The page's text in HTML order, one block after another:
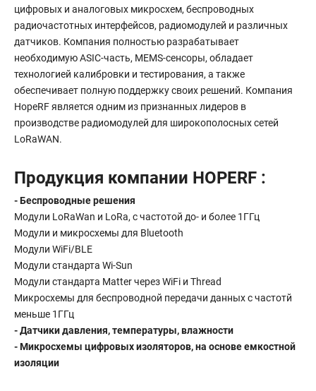
цифровых и аналоговых микросхем, беспроводных
радиочастотных интерфейсов, радиомодулей и различных
датчиков. Компания полностью разрабатывает
необходимую ASIC-часть, MEMS-сенсоры, обладает
технологией калибровки и тестирования, а также
обеспечивает полную поддержку своих решений. Компания
HopeRF является одним из признанных лидеров в
производстве радиомодулей для широкополосных сетей
LoRaWAN.
Продукция компании HOPERF :
- Беспроводные решения
Модули LoRaWan и LoRa, c частотой до- и более 1ГГц
Модули и микросхемы для Bluetooth
Модули WiFi/BLE
Модули стандарта Wi-Sun
Модули стандарта Matter через WiFi и Thread
Микросхемы для беспроводной передачи данных с частотй
меньше 1ГГц
- Датчики давления, температуры, влажности
- Микросхемы цифровых изоляторов, на основе емкостной
изоляции